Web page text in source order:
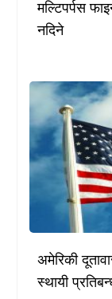
मल्टिपर्पस
नदिने
अमेरिकी
स्थायी